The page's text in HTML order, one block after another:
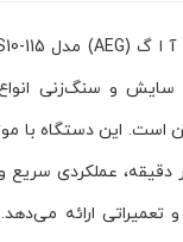
سایش و سنگ‌زنی انواع
تعمیراتی ارائه